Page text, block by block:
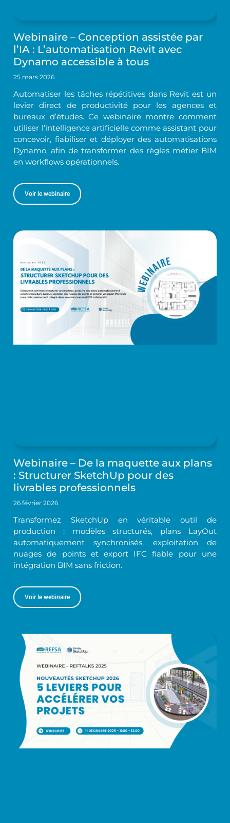
Webinaire – Conception assistée par
l’IA : L’automatisation Revit avec
Dynamo accessible à tous
25 mars 2026
Automatiser les tâches répétitives dans Revit est un
levier direct de productivité pour les agences et
bureaux d’études. Ce webinaire montre comment
utiliser l’intelligence artificielle comme assistant pour
concevoir, fiabiliser et déployer des automatisations
Dynamo, afin de transformer des règles métier BIM
en workflows opérationnels.
Voir le webinaire
Webinaire – De la maquette aux plans
: Structurer SketchUp pour des
livrables professionnels
26 février 2026
Transformez SketchUp en véritable outil de
production : modèles structurés, plans LayOut
automatiquement synchronisés, exploitation de
nuages de points et export IFC fiable pour une
intégration BIM sans friction.
Voir le webinaire